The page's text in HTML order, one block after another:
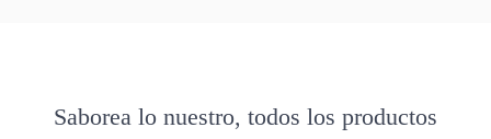
Saborea lo nuestro, todos los productos